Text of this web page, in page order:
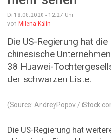
Di 18.08.2020 - 12:27 Uhr
von Milena Kälin
Die US-Regierung hat
chinesische
38 Huawei-
der schwarzen Liste.
(Source: AndreyPopov /
Die US-Regierung hat